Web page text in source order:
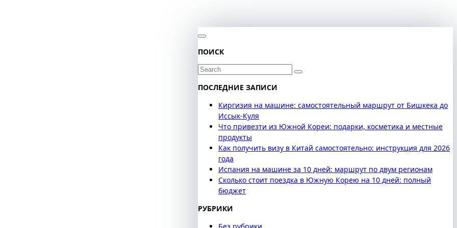
ПОИСК
Search
ПОСЛЕДНИЕ ЗАПИСИ
Киргизия на машине: самостоятельный маршрут от Бишкека до
Иссык-Куля
Что привезти из Южной Кореи: подарки, косметика и местные
продукты
Как получить визу в Китай самостоятельно: инструкция для 2026
года
Испания на машине за 10 дней: маршрут по двум регионам
Сколько стоит поездка в Южную Корею на 10 дней: полный
бюджет
РУБРИКИ